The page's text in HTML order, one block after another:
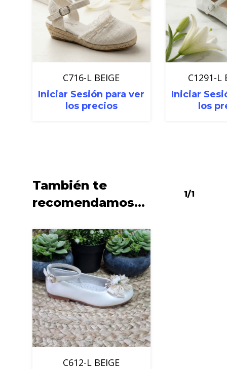
C716-L BEIGE
Iniciar Sesión para ver
los precios
C1291-L
Iniciar
los
También te
recomendamos…
1/1
C612-L BEIGE